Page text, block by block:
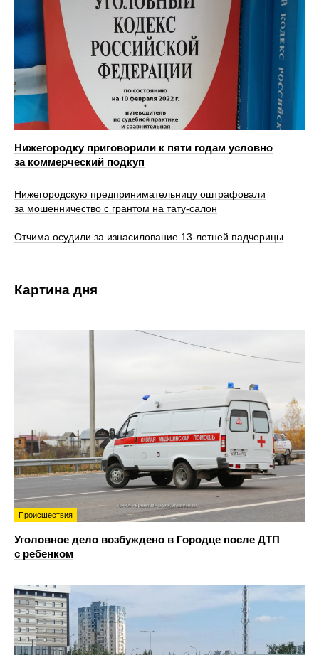
Нижегородку приговорили к пяти годам условно
за коммерческий подкуп
Нижегородскую предпринимательницу оштрафовали
за мошенничество с грантом на тату-салон
Отчима осудили за изнасилование 13-летней падчерицы
Картина дня
Происшествия
Уголовное дело возбуждено в Городце после ДТП
с ребенком